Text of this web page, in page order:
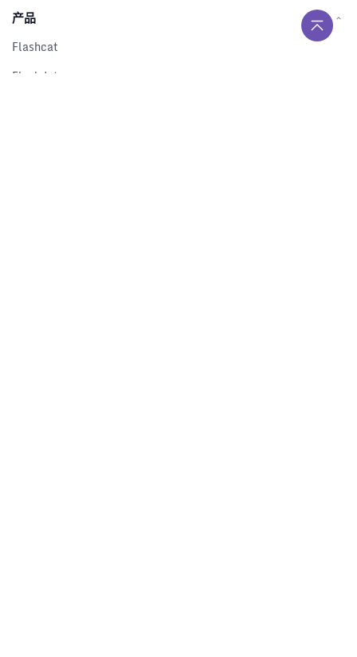
产品
Flashcat
Flashduty